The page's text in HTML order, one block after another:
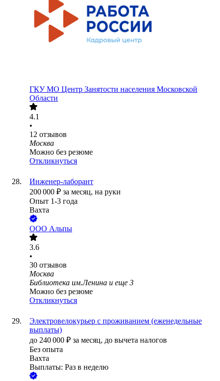
ГКУ МО Центр Занятости населения Московской
Области
4.1
•
12 отзывов
Москва
Можно без резюме
Откликнуться
Инженер-лаборант
200 000 ₽ за месяц, на руки
Опыт 1-3 года
Вахта
ООО Альпы
3.6
•
30 отзывов
Москва
Библиотека им.Ленина и еще 3
Можно без резюме
Откликнуться
Электровелокурьер с проживанием (еженедельные
выплаты)
до 240 000 ₽ за месяц, до вычета налогов
Без опыта
Вахта
Выплаты: Раз в неделю